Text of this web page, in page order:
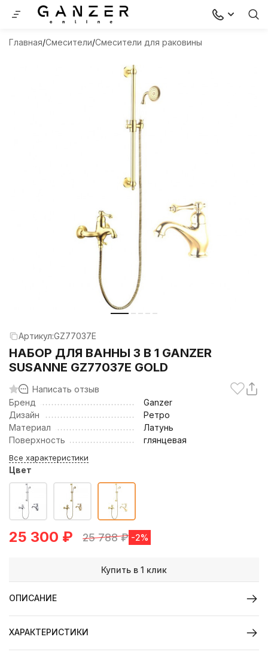
Главная Смесители Смесители для раковины
Артикул:GZ77037Е
НАБОР ДЛЯ ВАННЫ 3 В 1 GANZER
SUSANNE GZ77037Е GOLD
Написать отзыв
Бренд
Ganzer
Дизайн
Ретро
Материал
Латунь
Поверхность
глянцевая
Все характеристики
Цвет
25 300 ₽ 25 788₽ -2%
Купить в 1 клик
ОПИСАНИЕ
ХАРАКТЕРИСТИКИ